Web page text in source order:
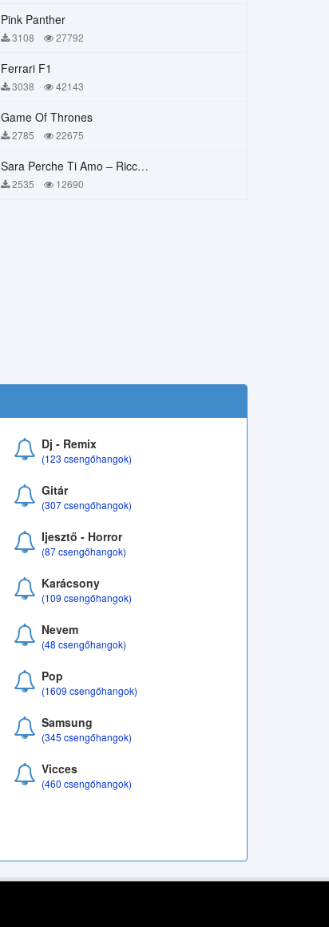
Pink Panther
3108 27792
Ferrari F1
3038 42143
Game Of Thrones
2785 22675
Sara Perche Ti Amo – Ricchi E Poveri
2535 12690
Dj - Remix
(123 csengőhangok)
Gitár
(307 csengőhangok)
Ijesztő - Horror
(87 csengőhangok)
Karácsony
(109 csengőhangok)
Nevem
(48 csengőhangok)
Pop
(1609 csengőhangok)
Samsung
(345 csengőhangok)
Vicces
(460 csengőhangok)